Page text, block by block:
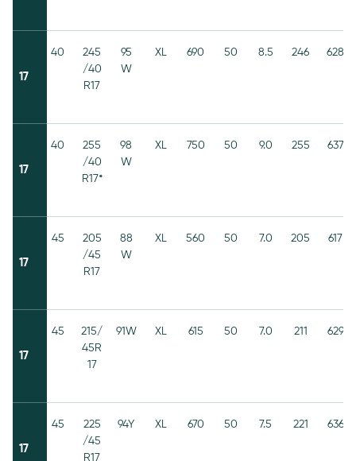
17
40
245
/40
R17
95
W
XL 690 50 8.5 246 628
17
40
255
/40
R17*
98
W
XL 750 50 9.0 255 637
17
45
205
/45
R17
88
W
XL 560 50 7.0 205 617
17
45
215/
45R
17
91W XL 615 50 7.0 211 629
17
45
225
/45
R17
94Y XL 670 50 7.5 221 636